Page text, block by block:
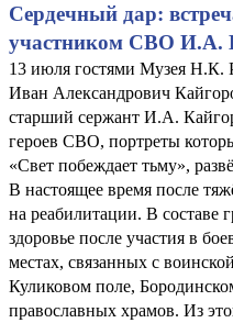
Сердечный дар:
участником СВО И.А.
13 июля гостями Музея Н.К.
Иван Александрович
старший сержант И.А.
героев СВО, портреты
«Свет побеждает тьму»,
В настоящее время после
на реабилитации. В
здоровье после участия в
местах, связанных с
Куликовом поле,
православных храмов. Из